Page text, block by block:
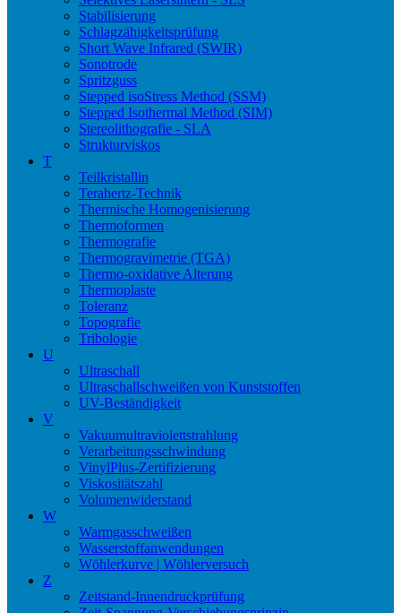
Stabilisierung
Schlagzähigkeitsprüfung
Short Wave Infrared (SWIR)
Sonotrode
Spritzguss
Stepped isoStress Method (SSM)
Stepped Isothermal Method (SIM)
Stereolithografie - SLA
Strukturviskos
T
Teilkristallin
Terahertz-Technik
Thermische Homogenisierung
Thermoformen
Thermografie
Thermogravimetrie (TGA)
Thermo-oxidative Alterung
Thermoplaste
Toleranz
Topografie
Tribologie
U
Ultraschall
Ultraschallschweißen von Kunststoffen
UV-Beständigkeit
V
Vakuumultraviolettstrahlung
Verarbeitungsschwindung
VinylPlus-Zertifizierung
Viskositätszahl
Volumenwiderstand
W
Warmgasschweißen
Wasserstoffanwendungen
Wöhlerkurve | Wöhlerversuch
Z
Zeitstand-Innendruckprüfung